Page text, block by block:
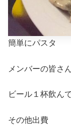
簡単にパスタ
メンバーの皆さ
ビール１杯飲ん
その他出費